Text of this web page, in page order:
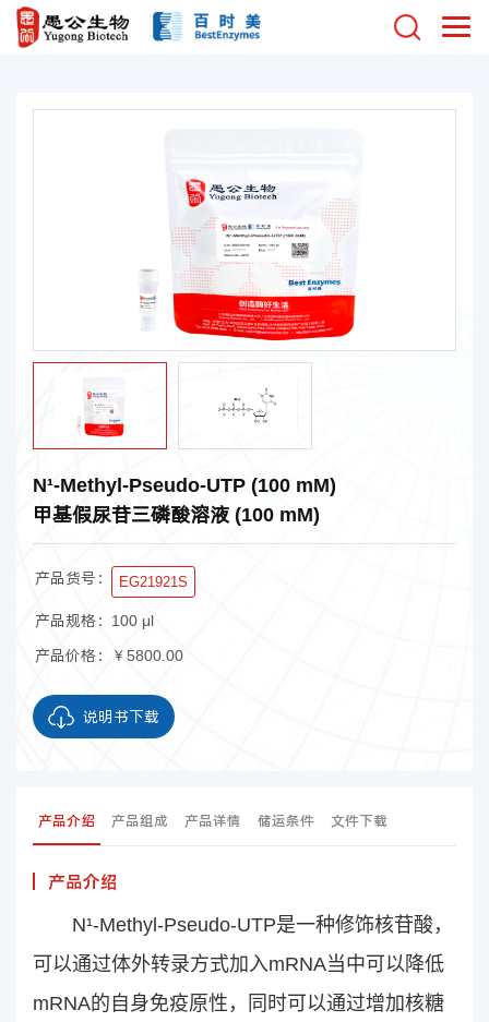
N¹-Methyl-Pseudo-UTP (100 mM)
甲基假尿苷三磷酸溶液 (100 mM)
产品货号： EG21921S
产品规格： 100 μl
产品价格：
￥5800.00
说明书下载
产品介绍 产品组成 产品详情 储运条件 文件下载
产品介绍
N¹-Methyl-Pseudo-UTP是一种修饰核苷酸，
可以通过体外转录方式加入mRNA当中可以降低
mRNA的自身免疫原性，同时可以通过增加核糖